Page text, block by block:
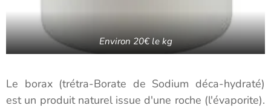
Environ 20€ le kg
Le borax (trétra-Borate de Sodium déca-hydraté)
est un produit naturel issue d'une roche (l'évaporite).